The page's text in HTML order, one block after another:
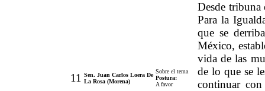
11
Sen. Juan Carlos Loera De
La Rosa (Morena)
Sobre el tema
Postura:
A favor
Desde tribuna
Para la
que se
México,
vida de las
de lo que se
continuar